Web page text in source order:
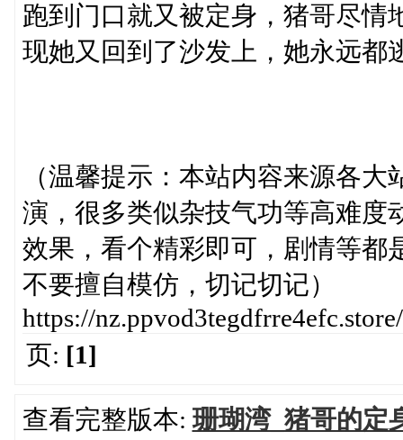
跑到门口就又被定身，猪哥尽情
现她又回到了沙发上，她永远都
（温馨提示：本站内容来源各
演，很多类似杂技气功等高难度
效果，看个精彩即可，剧情等都
不要擅自模仿，切记切记）
https://
页: [1]
查看完整版本:珊瑚湾_猪哥的定